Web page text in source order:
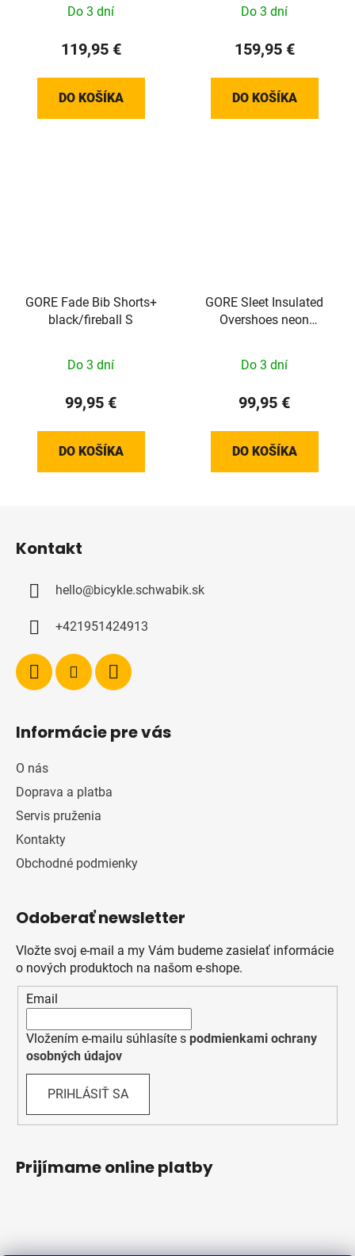
Do 3 dní
119,95 €
DO KOŠÍKA
Do 3 dní
159,95 €
DO KOŠÍKA
GORE Fade Bib Shorts+
black/fireball S
Do 3 dní
99,95 €
DO KOŠÍKA
GORE Sleet Insulated
Overshoes neon
Do 3 dní
99,95 €
DO KOŠÍKA
Kontakt
hello@bicykle.schwabik.sk
+421951424913
Informácie pre vás
O nás
Doprava a platba
Servis pruženia
Kontakty
Obchodné podmienky
Odoberať newsletter
Vložte svoj e-mail a my Vám budeme zasielať informácie
o nových produktoch na našom e-shope.
Email
Vložením e-mailu súhlasíte s podmienkami ochrany
osobných údajov
PRIHLÁSIŤ SA
Prijímame online platby